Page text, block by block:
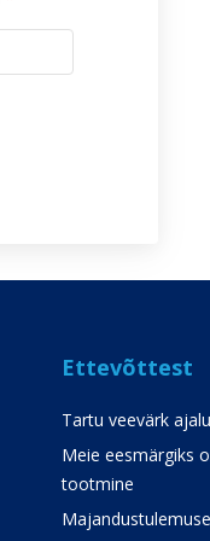
Ettevõttest
Tartu veevärk
Meie eesmärgiks
tootmine